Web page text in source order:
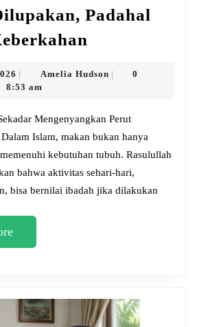
Padahal
Saat
yang
Sering
Dilupakan,
Padahal
Penuh
Juni
17,
Amelia HudsonAmelia
0
8:53 am
Islam, makan bukan hanya
kebutuhan tubuh. Rasulullah
bahwa aktivitas sehari-hari,
bisa bernilai ibadah jika dilakukan
Read
More